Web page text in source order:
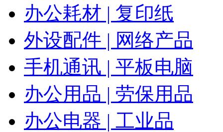
办公耗材 | 复印纸
外设配件 | 网络产品
手机通讯 | 平板电脑
办公用品 | 劳保用品
办公电器 | 工业品